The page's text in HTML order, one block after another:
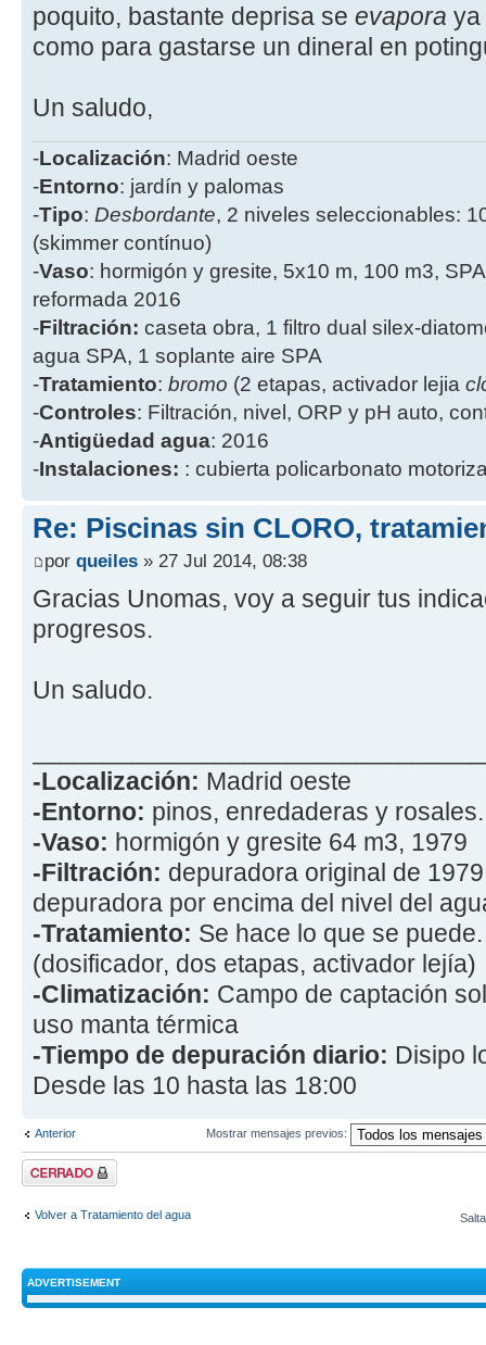
poquito, bastante deprisa se evapora
como para gastarse un dineral en
Un saludo,
-Localización: Madrid oeste
-Entorno: jardín y palomas
-Tipo: Desbordante, 2 niveles seleccionables:
(skimmer contínuo)
-Vaso: hormigón y gresite, 5x10 m, 100 m3,
reformada 2016
-Filtración: caseta obra, 1 filtro dual silex-
agua SPA, 1 soplante aire SPA
-Tratamiento: bromo (2 etapas, activador lejia
-Controles: Filtración, nivel, ORP y pH auto,
-Antigüedad agua: 2016
-Instalaciones: : cubierta policarbonato
Re: Piscinas sin CLORO,
por queiles » 27 Jul 2014, 08:38
Gracias Unomas, voy a seguir tus
progresos.
Un saludo.
-Localización: Madrid oeste
-Entorno: pinos, enredaderas y rosales.
-Vaso: hormigón y gresite 64 m3, 1979
-Filtración: depuradora original de
depuradora por encima del nivel del
-Tratamiento: Se hace lo que se
(dosificador, dos etapas, activador lejía)
-Climatización: Campo de captación
uso manta térmica
-Tiempo de depuración diario: Disipo
Desde las 10 hasta las 18:00
Anterior Mostrar mensajes previos:
Tema cerrado
Volver a Tratamiento del agua
ADVERTISEMENT